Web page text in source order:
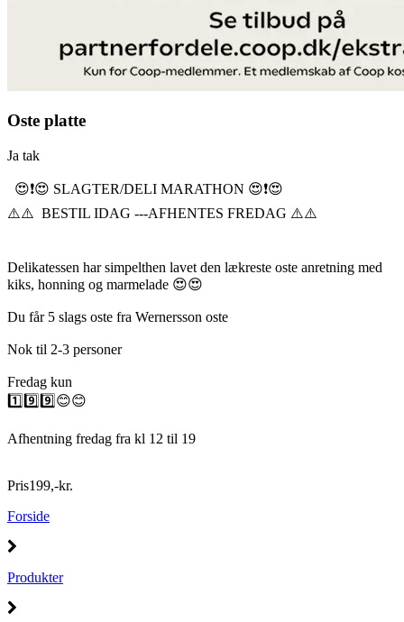
Oste platte
Ja tak
😍❗️😍 SLAGTER/DELI MARATHON 😍❗️😍
⚠️⚠️ BESTIL IDAG ---AFHENTES FREDAG ⚠️⚠️
Delikatessen har simpelthen lavet den lækreste oste anretning med
kiks, honning og marmelade 😍😍
Du får 5 slags oste fra Wernersson oste
Nok til 2-3 personer
Fredag kun
1️⃣9️⃣9️⃣😊😊
Afhentning fredag fra kl 12 til 19
Pris199,-kr.
Forside
Produkter